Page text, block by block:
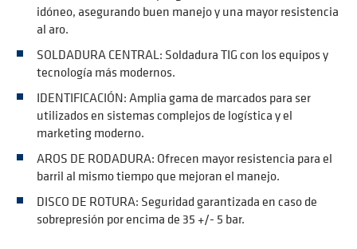
idóneo, asegurando buen manejo y una mayor resistencia
al aro.
SOLDADURA CENTRAL: Soldadura TIG con los equipos y
tecnología más modernos.
IDENTIFICACIÓN: Amplia gama de marcados para ser
utilizados en sistemas complejos de logística y el
marketing moderno.
AROS DE RODADURA: Ofrecen mayor resistencia para el
barril al mismo tiempo que mejoran el manejo.
DISCO DE ROTURA: Seguridad garantizada en caso de
sobrepresión por encima de 35 +/- 5 bar.